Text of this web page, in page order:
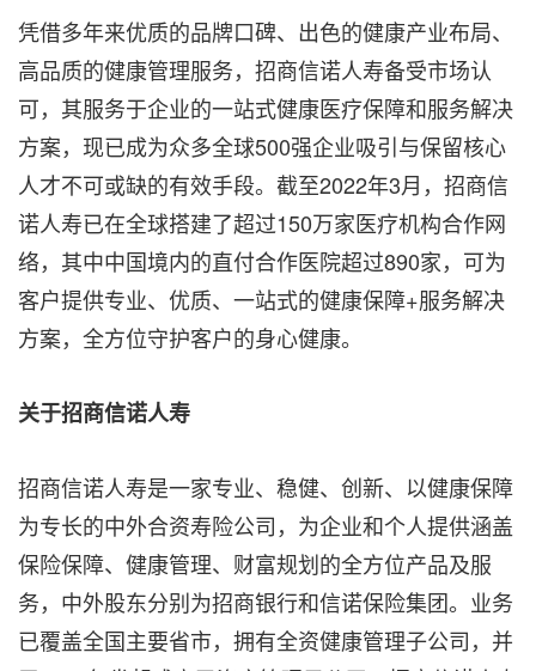
凭借多年来优质的品牌口碑、出色的健康产业布局、
高品质的健康管理服务，招商信诺人寿备受市场认
可，其服务于企业的一站式健康医疗保障和服务解决
方案，现已成为众多全球500强企业吸引与保留核心
人才不可或缺的有效手段。截至2022年3月，招商信
诺人寿已在全球搭建了超过150万家医疗机构合作网
络，其中中国境内的直付合作医院超过890家，可为
客户提供专业、优质、一站式的健康保障+服务解决
方案，全方位守护客户的身心健康。
关于招商信诺人寿
招商信诺人寿是一家专业、稳健、创新、以健康保障
为专长的中外合资寿险公司，为企业和个人提供涵盖
保险保障、健康管理、财富规划的全方位产品及服
务，中外股东分别为招商银行和信诺保险集团。业务
已覆盖全国主要省市，拥有全资健康管理子公司，并